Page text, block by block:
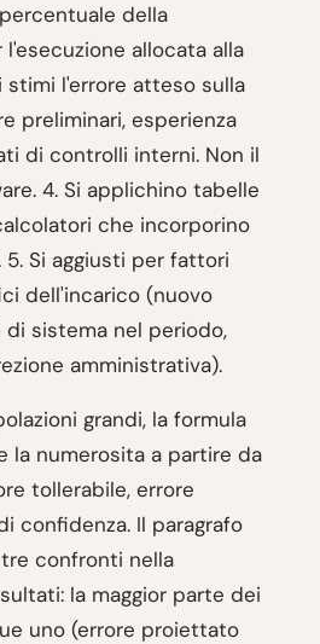
della
allocata alla
stimi l'errore atteso sulla
preliminari, esperienza
di controlli interni. Non il
4. Si applichino tabelle
che incorporino
Si aggiusti per fattori
dell'incarico (nuovo
di sistema nel periodo,
amministrativa).
grandi, la formula
la numerosita a partire da
tollerabile, errore
confidenza. Il paragrafo
confronti nella
la maggior parte dei
uno (errore proiettato